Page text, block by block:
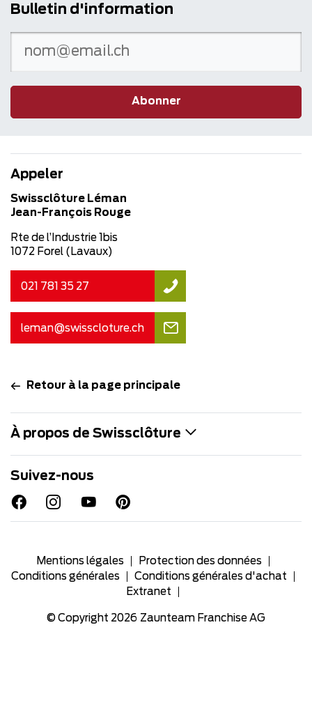
Bulletin d'information
Abonner
Appeler
Swissclôture Léman
Jean-François Rouge
Rte de l’Industrie 1bis
1072 Forel (Lavaux)
021 781 35 27
leman@swisscloture.ch
Retour à la page principale
À propos de Swissclôture
Suivez-nous
Mentions légales
Protection des données
Conditions générales
Conditions générales d'achat
Extranet
© Copyright 2026 Zaunteam Franchise AG